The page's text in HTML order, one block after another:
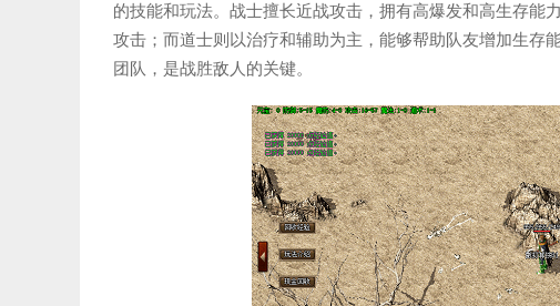
的技能和玩法。战士擅长近战攻击，拥有高爆发和高生存能
攻击；而道士则以治疗和辅助为主，能够帮助队友增加生存
团队，是战胜敌人的关键。